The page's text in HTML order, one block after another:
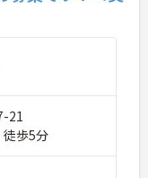
21
徒歩5分